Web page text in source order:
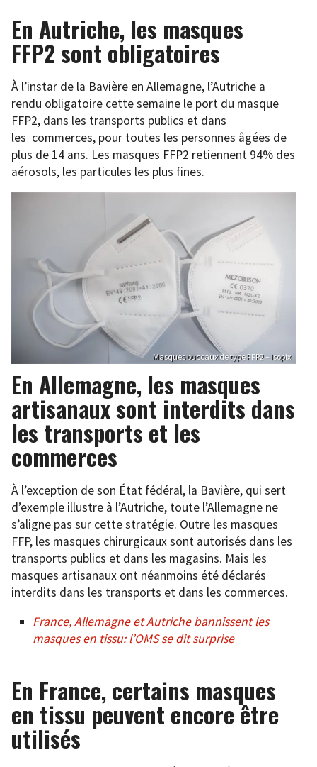
En Autriche, les masques
FFP2 sont obligatoires
À l’instar de la Bavière en Allemagne, l’Autriche a
rendu obligatoire cette semaine le port du masque
FFP2, dans les transports publics et dans
les commerces, pour toutes les personnes âgées de
plus de 14 ans. Les masques FFP2 retiennent 94% des
aérosols, les particules les plus fines.
Masques buccaux de type FFP2 – Isopix
En Allemagne, les masques
artisanaux sont interdits dans
les transports et les
commerces
À l’exception de son État fédéral, la Bavière, qui sert
d’exemple illustre à l’Autriche, toute l’Allemagne ne
s’aligne pas sur cette stratégie. Outre les masques
FFP, les masques chirurgicaux sont autorisés dans les
transports publics et dans les magasins. Mais les
masques artisanaux ont néanmoins été déclarés
interdits dans les transports et dans les commerces.
France, Allemagne et Autriche bannissent les
masques en tissu: l’OMS se dit surprise
En France, certains masques
en tissu peuvent encore être
utilisés